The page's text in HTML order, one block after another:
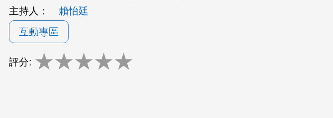
主持人：
賴怡廷
互動專區
評分: ★★★★★